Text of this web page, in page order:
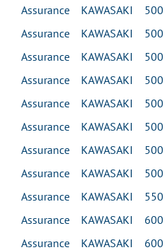
Assurance KAWASAKI
Assurance KAWASAKI
Assurance KAWASAKI
Assurance KAWASAKI
Assurance KAWASAKI 500
Assurance KAWASAKI
Assurance KAWASAKI
Assurance KAWASAKI
Assurance KAWASAKI 550
Assurance KAWASAKI 600
Assurance KAWASAKI